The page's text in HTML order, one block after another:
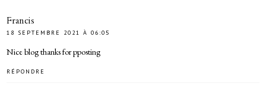
Francis
18 SEPTEMBRE 2021 À 06:05
Nice blog thanks for pposting
RÉPONDRE